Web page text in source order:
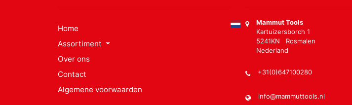
Home
Assortiment
Over ons
Contact
Algemene voorwaarden
Mammut Tools
Kartuizersborch 1
5241KN Rosmalen
Nederland
+31(0)647100280
info@mammuttools.nl